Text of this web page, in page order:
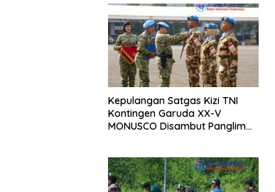
Kepulangan Satgas Kizi TNI
Kontingen Garuda XX-V
MONUSCO Disambut Panglima